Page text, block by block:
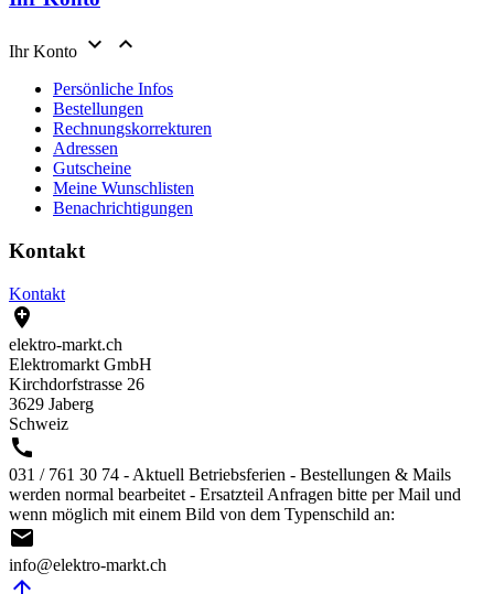
Ihr Konto  
Persönliche Infos
Bestellungen
Rechnungskorrekturen
Adressen
Gutscheine
Meine Wunschlisten
Benachrichtigungen
Kontakt
Kontakt

elektro-markt.ch
Elektromarkt GmbH
Kirchdorfstrasse 26
3629 Jaberg
Schweiz

031 / 761 30 74 - Aktuell Betriebsferien - Bestellungen & Mails
werden normal bearbeitet - Ersatzteil Anfragen bitte per Mail und
wenn möglich mit einem Bild von dem Typenschild an:

info@elektro-markt.ch
